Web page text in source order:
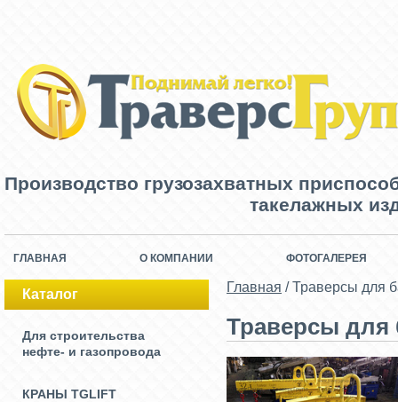
Производство грузозахватных
такелажных
ГЛАВНАЯ О КОМПАНИИ ФОТОГАЛЕРЕЯ
Каталог
Для строительства
нефте- и газопровода
КРАНЫ TGLIFT
Главная /Траверсы для
Траверсы для